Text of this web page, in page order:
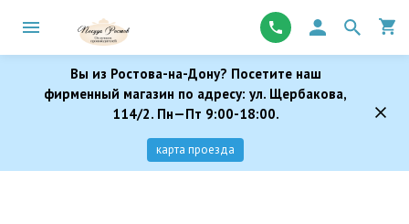
Вы из Ростова-на-Дону? Посетите наш
фирменный магазин по адресу: ул. Щербакова,
114/2. Пн—Пт 9:00-18:00.
карта проезда